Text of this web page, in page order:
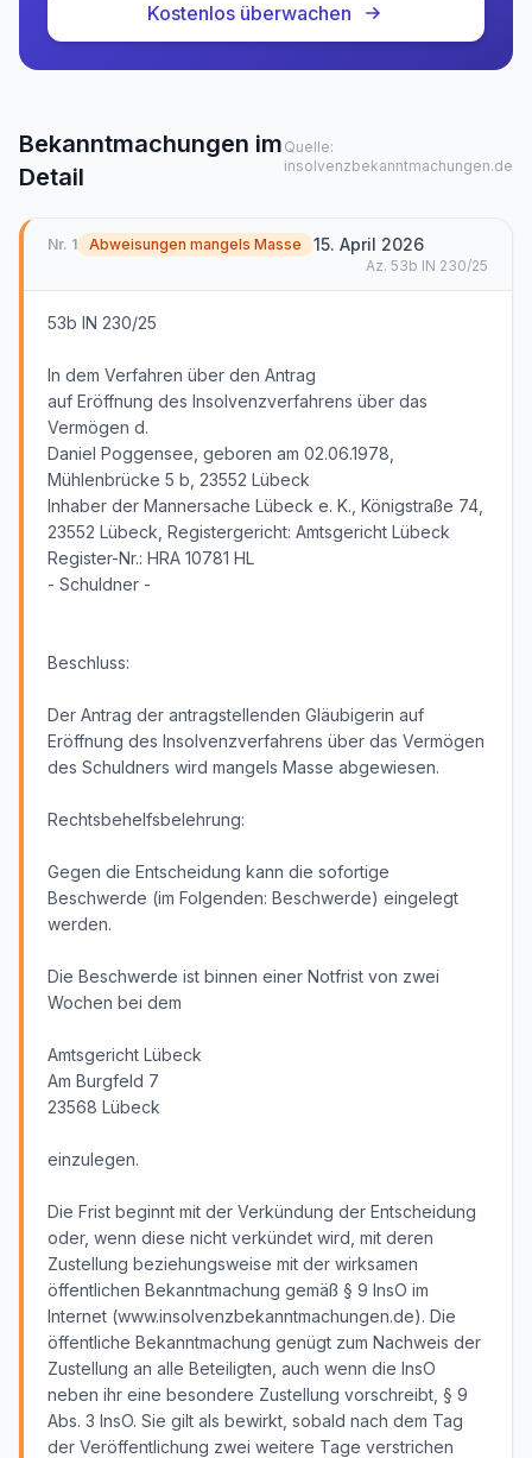
Kostenlos überwachen
Bekanntmachungen im
Detail
Quelle:
insolvenzbekanntmachungen.de
Nr. 1 Abweisungen mangels Masse 15. April 2026
Az. 53b IN 230/25
53b IN 230/25
In dem Verfahren über den Antrag
auf Eröffnung des Insolvenzverfahrens über das
Vermögen d.
Daniel Poggensee, geboren am 02.06.1978,
Mühlenbrücke 5 b, 23552 Lübeck
Inhaber der Mannersache Lübeck e. K., Königstraße 74,
23552 Lübeck, Registergericht: Amtsgericht Lübeck
Register-Nr.: HRA 10781 HL
- Schuldner -
Beschluss:
Der Antrag der antragstellenden Gläubigerin auf
Eröffnung des Insolvenzverfahrens über das Vermögen
des Schuldners wird mangels Masse abgewiesen.
Rechtsbehelfsbelehrung:
Gegen die Entscheidung kann die sofortige
Beschwerde (im Folgenden: Beschwerde) eingelegt
werden.
Die Beschwerde ist binnen einer Notfrist von zwei
Wochen bei dem
Amtsgericht Lübeck
Am Burgfeld 7
23568 Lübeck
einzulegen.
Die Frist beginnt mit der Verkündung der Entscheidung
oder, wenn diese nicht verkündet wird, mit deren
Zustellung beziehungsweise mit der wirksamen
öffentlichen Bekanntmachung gemäß § 9 InsO im
Internet (www.insolvenzbekanntmachungen.de). Die
öffentliche Bekanntmachung genügt zum Nachweis der
Zustellung an alle Beteiligten, auch wenn die InsO
neben ihr eine besondere Zustellung vorschreibt, § 9
Abs. 3 InsO. Sie gilt als bewirkt, sobald nach dem Tag
der Veröffentlichung zwei weitere Tage verstrichen